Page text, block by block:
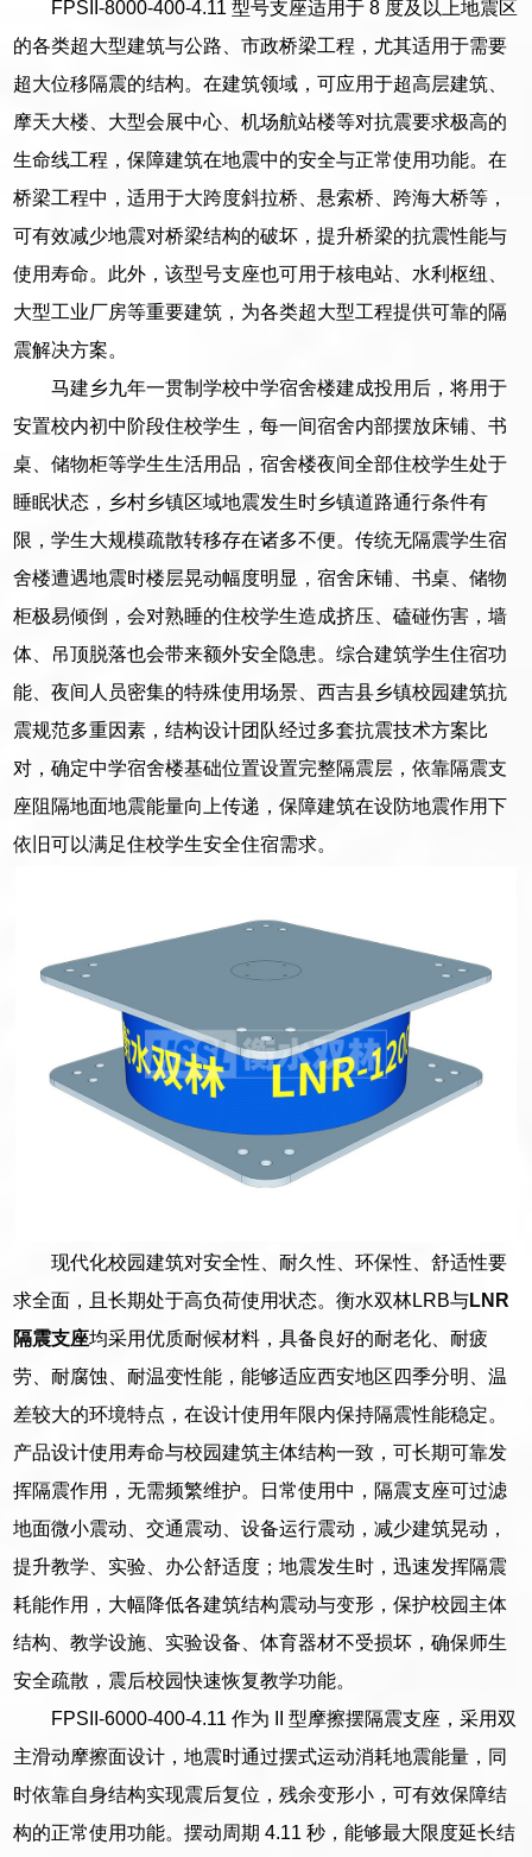
FPSII-8000-400-4.11 型号支座适用于 8 度及以上地震区
的各类超大型建筑与公路、市政桥梁工程，尤其适用于需要
超大位移隔震的结构。在建筑领域，可应用于超高层建筑、
摩天大楼、大型会展中心、机场航站楼等对抗震要求极高的
生命线工程，保障建筑在地震中的安全与正常使用功能。在
桥梁工程中，适用于大跨度斜拉桥、悬索桥、跨海大桥等，
可有效减少地震对桥梁结构的破坏，提升桥梁的抗震性能与
使用寿命。此外，该型号支座也可用于核电站、水利枢纽、
大型工业厂房等重要建筑，为各类超大型工程提供可靠的隔
震解决方案。
马建乡九年一贯制学校中学宿舍楼建成投用后，将用于
安置校内初中阶段住校学生，每一间宿舍内部摆放床铺、书
桌、储物柜等学生生活用品，宿舍楼夜间全部住校学生处于
睡眠状态，乡村乡镇区域地震发生时乡镇道路通行条件有
限，学生大规模疏散转移存在诸多不便。传统无隔震学生宿
舍楼遭遇地震时楼层晃动幅度明显，宿舍床铺、书桌、储物
柜极易倾倒，会对熟睡的住校学生造成挤压、磕碰伤害，墙
体、吊顶脱落也会带来额外安全隐患。综合建筑学生住宿功
能、夜间人员密集的特殊使用场景、西吉县乡镇校园建筑抗
震规范多重因素，结构设计团队经过多套抗震技术方案比
对，确定中学宿舍楼基础位置设置完整隔震层，依靠隔震支
座阻隔地面地震能量向上传递，保障建筑在设防地震作用下
依旧可以满足住校学生安全住宿需求。
现代化校园建筑对安全性、耐久性、环保性、舒适性要
求全面，且长期处于高负荷使用状态。衡水双林LRB与LNR
隔震支座均采用优质耐候材料，具备良好的耐老化、耐疲
劳、耐腐蚀、耐温变性能，能够适应西安地区四季分明、温
差较大的环境特点，在设计使用年限内保持隔震性能稳定。
产品设计使用寿命与校园建筑主体结构一致，可长期可靠发
挥隔震作用，无需频繁维护。日常使用中，隔震支座可过滤
地面微小震动、交通震动、设备运行震动，减少建筑晃动，
提升教学、实验、办公舒适度；地震发生时，迅速发挥隔震
耗能作用，大幅降低各建筑结构震动与变形，保护校园主体
结构、教学设施、实验设备、体育器材不受损坏，确保师生
安全疏散，震后校园快速恢复教学功能。
FPSII-6000-400-4.11 作为 II 型摩擦摆隔震支座，采用双
主滑动摩擦面设计，地震时通过摆式运动消耗地震能量，同
时依靠自身结构实现震后复位，残余变形小，可有效保障结
构的正常使用功能。摆动周期 4.11 秒，能够最大限度延长结